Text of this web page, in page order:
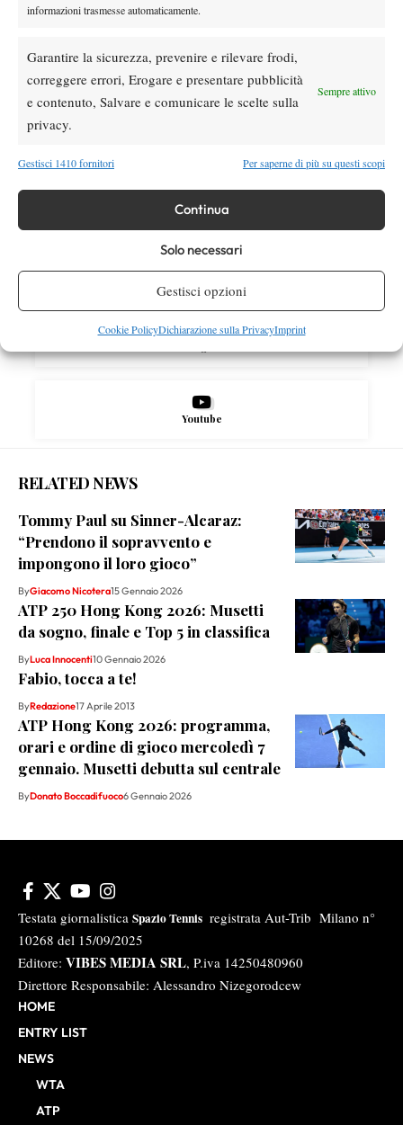
informazioni trasmesse automaticamente.
Garantire la sicurezza, prevenire e rilevare frodi,
correggere errori, Erogare e presentare pubblicità
e contenuto, Salvare e comunicare le scelte sulla
privacy.
Sempre attivo
Gestisci 1410 fornitori Per saperne di più su questi scopi
Continua
Solo necessari
Gestisci opzioni
Cookie PolicyDichiarazione sulla PrivacyImprint
WTA 1000 Toronto 2026: pioggia pesante,
gioco sospeso
Facebook
X
Youtube
RELATED NEWS
Tommy Paul su Sinner-Alcaraz:
“Prendono il sopravvento e
impongono il loro gioco”
ByGiacomo Nicotera15 Gennaio 2026
ATP 250 Hong Kong 2026: Musetti
da sogno, finale e Top 5 in classifica
ByLuca Innocenti10 Gennaio 2026
Fabio, tocca a te!
ByRedazione17 Aprile 2013
ATP Hong Kong 2026: programma,
orari e ordine di gioco mercoledì 7
gennaio. Musetti debutta sul centrale
ByDonato Boccadifuoco6 Gennaio 2026
Testata giornalistica Spazio Tennis registrata Aut-Trib Milano n°
10268 del 15/09/2025
Editore: VIBES MEDIA SRL, P.iva 14250480960
Direttore Responsabile: Alessandro Nizegorodcew
HOME
ENTRY LIST
NEWS
WTA
ATP